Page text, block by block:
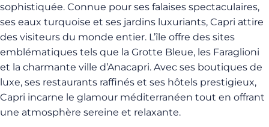
sophistiquée. Connue pour ses falaises spectaculaires,
ses eaux turquoise et ses jardins luxuriants, Capri attire
des visiteurs du monde entier. L’île offre des sites
emblématiques tels que la Grotte Bleue, les Faraglioni
et la charmante ville d’Anacapri. Avec ses boutiques de
luxe, ses restaurants raffinés et ses hôtels prestigieux,
Capri incarne le glamour méditerranéen tout en offrant
une atmosphère sereine et relaxante.